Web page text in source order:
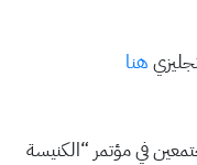
هنا
في مؤتمر “الكنيسة